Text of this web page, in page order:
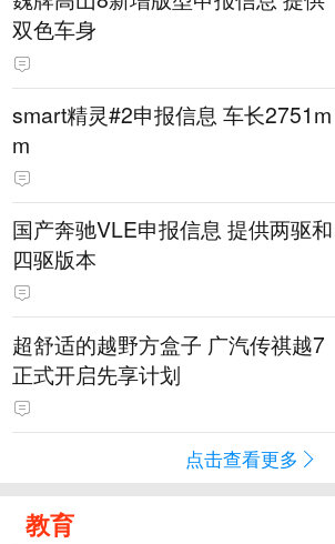
双色车身
smart精灵#2申报信息 车长2751m
m
国产奔驰VLE申报信息 提供两驱和
四驱版本
超舒适的越野方盒子 广汽传祺越7
正式开启先享计划
点击查看更多
教育